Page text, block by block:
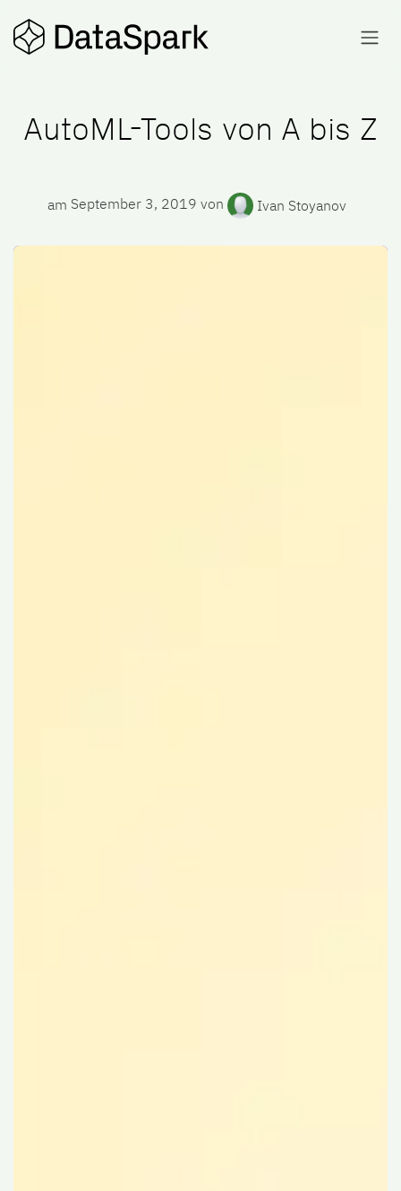
AutoML-Tools von A bis Z
am September 3, 2019 von Ivan Stoyanov